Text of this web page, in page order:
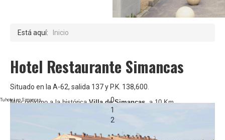
Tu hotel en Simancas
0
1
2
Está aquí: Inicio
Hotel Restaurante Simancas
Situado en la A-62, salida 137 y P.K. 138,600.
Muy próximo a la históricaVilla de Simancas, a 10 Km
aeropuerto de Villanubla
recepción las 24 horas